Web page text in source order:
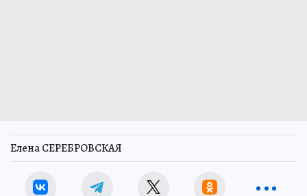
Елена СЕРЕБРОВСКАЯ